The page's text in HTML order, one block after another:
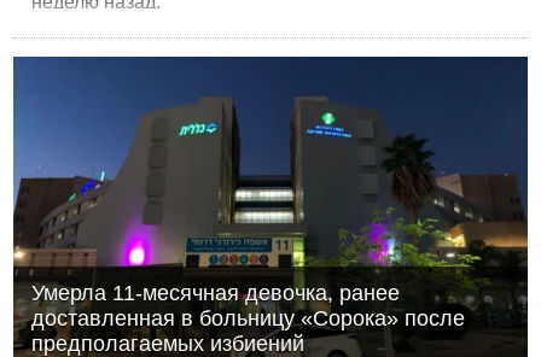
Умерла 11-месячная девочка, ранее
доставленная в больницу «Сорока» после
предполагаемых избиений